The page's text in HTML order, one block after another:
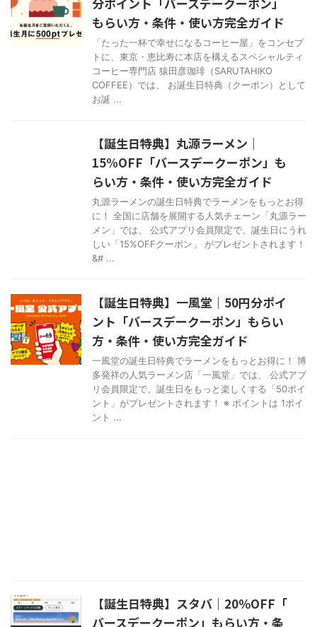
もらい方・条件・使い方完全ガイド
「たった一杯で幸せになるコーヒー屋」をコンセプ
トに、東京・恵比寿に本店を構えるスペシャルティ
コーヒー専門店 猿田彦珈琲（SARUTAHIKO
COFFEE）では、 お誕生日特典（クーポン）として
お誕 ...
【誕生日特典】丸源ラーメン｜
15%OFF「バースデークーポン」も
らい方・条件・使い方完全ガイド
丸源ラーメンの誕生日特典でラーメンをもっとお得
に！ 全国に店舗を展開する人気チェーン「丸源ラー
メン」では、 公式アプリ会員限定で、誕生日にうれ
しい「15%OFFクーポン」 がプレゼントされます！
&# ...
【誕生日特典】一風堂｜50円分ポイ
ント「バースデークーポン」もらい
方・条件・使い方完全ガイド
一風堂の誕生日特典でラーメンをもっとお得に！ 博
多発祥の人気ラーメン店「一風堂」では、 公式アプ
リ会員限定で、誕生日をもっと楽しくする「50ポイ
ント」がプレゼントされます！ ※ ポイントは 1ポイ
ント ...
【誕生日特典】スタバ｜20％OFF「
バースデークーポン」もらい方・条